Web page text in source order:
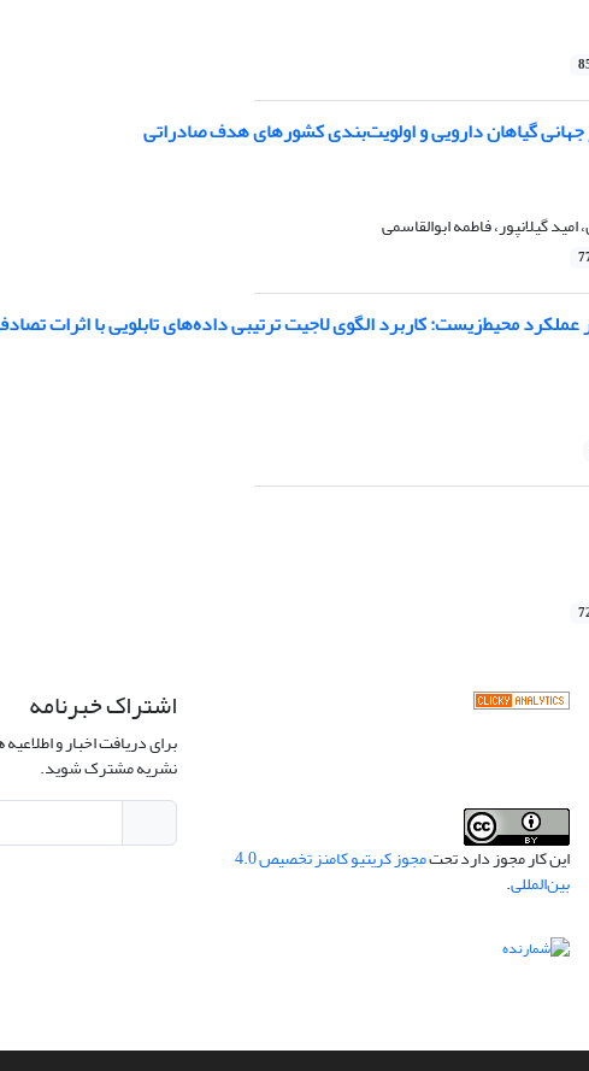
جهانی گیاهان دارویی و اولویت‌بندی کشورهای هدف صادراتی
گیلانپور، فاطمه ابوالقاسمی
محیط‌زیست: کاربرد الگوی لاجیت ترتیبی داده‌های تابلویی با اثرات
این کار مجوز دارد تحت مجوز کریتیو کامنز تخصیص 4.0
بین‌المللی.
اشتراک خبرنامه
برای دریافت اخبار و
نشریه مشترک شوید.